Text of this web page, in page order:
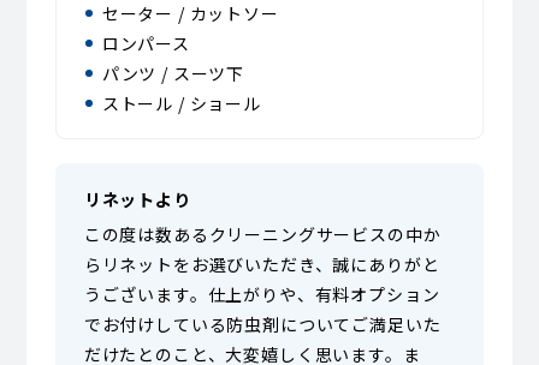
セーター / カットソー
ロンパース
パンツ / スーツ下
ストール / ショール
リネットより
この度は数あるクリーニングサービスの中か
らリネットをお選びいただき、誠にありがと
うございます。仕上がりや、有料オプション
でお付けしている防虫剤についてご満足いた
だけたとのこと、大変嬉しく思います。ま